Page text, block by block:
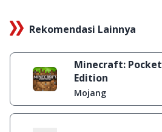
Rekomendasi Lainnya
Minecraft: Pocket
Edition
Mojang